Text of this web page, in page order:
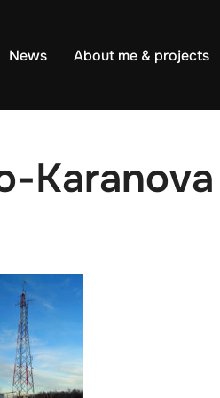
News About me & projects